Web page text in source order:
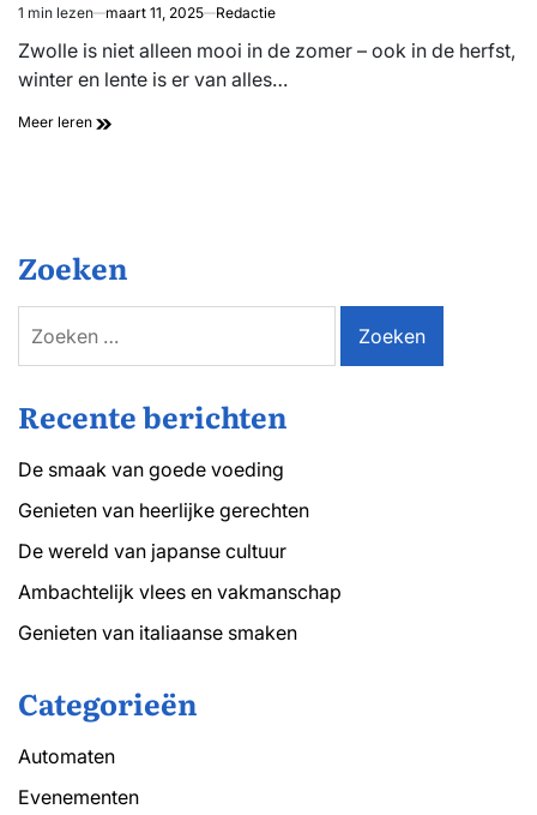
Geschatte
leestijd
1 min lezen maart 11, 2025 Redactie
Zwolle is niet alleen mooi in de zomer – ook in de herfst,
winter en lente is er van alles…
Meer leren De
elk
Zoeken
naar:
Recente berichten
De smaak van goede voeding
Genieten van heerlijke gerechten
De wereld van japanse cultuur
Ambachtelijk vlees en vakmanschap
Genieten van italiaanse smaken
Categorieën
Automaten
Evenementen